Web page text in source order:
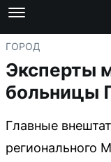
ГОРОД
Эксперты
больницы
Главные
регионального